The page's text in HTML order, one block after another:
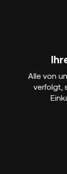
Alle von
verfolgt,